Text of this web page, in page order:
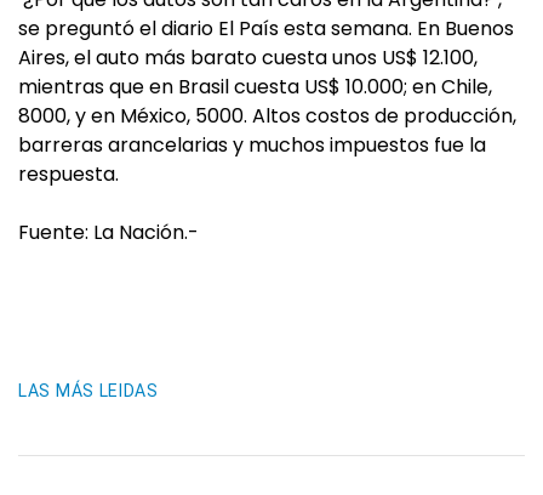
se preguntó el diario El País esta semana. En Buenos
Aires, el auto más barato cuesta unos US$ 12.100,
mientras que en Brasil cuesta US$ 10.000; en Chile,
8000, y en México, 5000. Altos costos de producción,
barreras arancelarias y muchos impuestos fue la
respuesta.
Fuente: La Nación.-
LAS MÁS LEIDAS